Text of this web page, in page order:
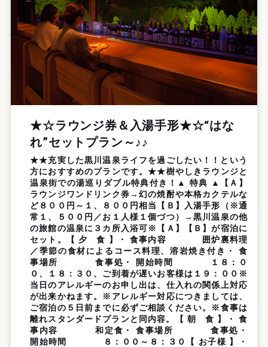
★☆ラウンジ券＆入湯手形★☆“はな
れ”セットプラン～♪♪
★★充実した黒川温泉ライフを過ごしたい！！という
方におすすめのプランです。★★樹やしきラウンジと
温泉街での湯巡りダブル特典付き！▲ 特典 ▲【Ａ】
ラウンジワンドリンク券→幻の焼酎や本格カクテルな
ど８００円～１、８００円相当【Ｂ】入湯手形（※通
常１、５００円／お１人様１個づつ）→黒川温泉の他
の旅館の温泉に３カ所入浴可※【Ａ】【Ｂ】が宿泊に
セット。【 夕 食 】・ 食事内容 囲炉裏料理
／季節の食材によるコース料理、溶岩焼き付き・ 食
事場所 食事処・ 開始時間 １８：０
０、１８：３０、ご到着が遅いお客様は１９：００※
当日のアレルギーのお申し出は、仕入れの関係上対応
が出来かねます。※アレルギー対応につきましては、
ご宿泊の５日前までに必ずご相談ください。※食事は
離れスタンダードプランと同内容。【 朝 食 】・ 食
事内容 和定食・ 食事場所 食事処・
開始時間 ８：００～８：３０【 お子様 】・